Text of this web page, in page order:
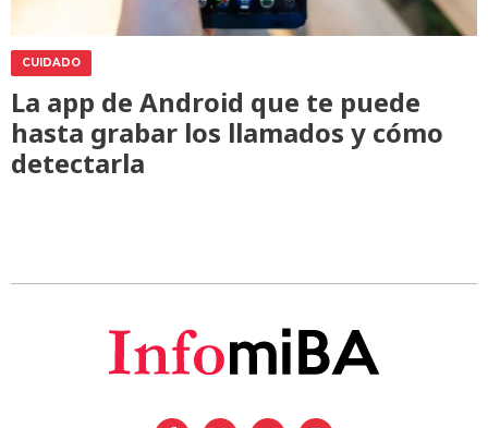
CUIDADO
La app de Android que te puede
hasta grabar los llamados y cómo
detectarla